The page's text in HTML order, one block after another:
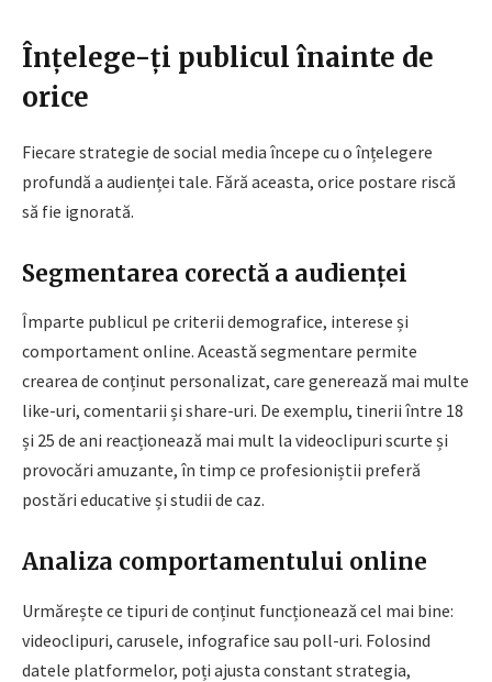
Înțelege-ți publicul înainte de
orice
Fiecare strategie de social media începe cu o înțelegere
profundă a audienței tale. Fără aceasta, orice postare riscă
să fie ignorată.
Segmentarea corectă a audienței
Împarte publicul pe criterii demografice, interese și
comportament online. Această segmentare permite
crearea de conținut personalizat, care generează mai multe
like-uri, comentarii și share-uri. De exemplu, tinerii între 18
și 25 de ani reacționează mai mult la videoclipuri scurte și
provocări amuzante, în timp ce profesioniștii preferă
postări educative și studii de caz.
Analiza comportamentului online
Urmărește ce tipuri de conținut funcționează cel mai bine:
videoclipuri, carusele, infografice sau poll-uri. Folosind
datele platformelor, poți ajusta constant strategia,